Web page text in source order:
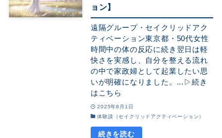
ョン】
遠隔グループ・セイクリッドアク
ティベーション東京都・50代女性
時間中の体の反応に続き翌日は軽
快さを実感し、自分を整える流れ
の中で家政婦として起業したい思
いが明確になりました。...▷続き
はこちら
2025年8月1日
体験談（セイクリッドアクティベーション）